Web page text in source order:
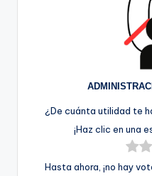
¿De cuánta utilidad te
¡Haz clic en una
Hasta ahora, ¡no hay